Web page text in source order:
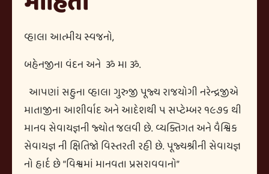
વ્હાલા આત્મીય સ્વજનો,
બહેનજીના વંદન અને ૐ મા ૐ.
આપણાં સહુના વ્હાલા ગુરુજી પૂજ્ય રાજયોગી નરેન્દ્રજીએ
માતાજીના આશીર્વાદ અને આદેશથી ૫ સપ્ટેમ્બર ૧૯૭૬ થી
માનવ સેવાયજ્ઞની જ્યોત જલવી છે. વ્યક્તિગત અને વૈશ્વિક
સેવાયજ્ઞ ની ક્ષિતિજો વિસ્તરતી રહી છે. પૂજ્યશ્રીની સેવાયજ્ઞ
નો હાર્દ છે“વિશ્વમાં માનવતા પ્રસરાવવાનો”